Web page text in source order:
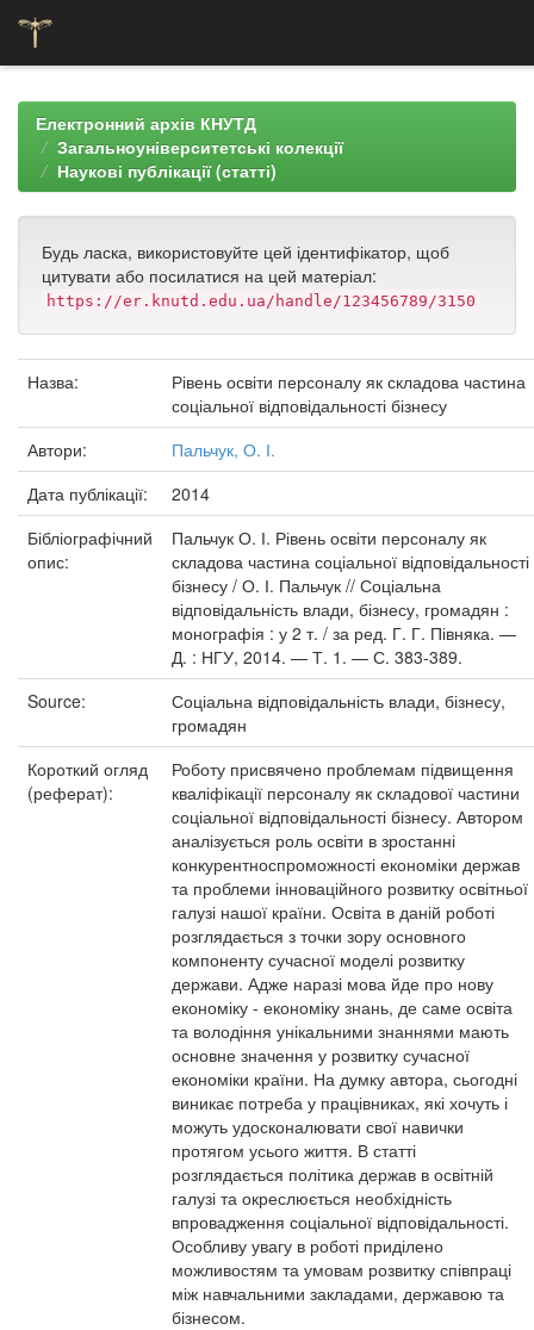
navigationЕлектронний архів КНУТД
Загальноуніверситетські колекції
Наукові публікації (статті)
Будь ласка, використовуйте цей ідентифікатор, щоб
цитувати або посилатися на цей матеріал:
https://er.knutd.edu.ua/handle/123456789/3150
Назва:
Рівень освіти персоналу як складова частина
соціальної відповідальності бізнесу
Автори:
Пальчук, О. І.
Дата публікації:
2014
Бібліографічний
опис:
Пальчук О. І. Рівень освіти персоналу як
складова частина соціальної відповідальності
бізнесу / О. І. Пальчук // Соціальна
відповідальність влади, бізнесу, громадян :
монографія : у 2 т. / за ред. Г. Г. Півняка. —
Д. : НГУ, 2014. — Т. 1. — С. 383-389.
Source:
Соціальна відповідальність влади, бізнесу,
громадян
Короткий огляд
(реферат):
Роботу присвячено проблемам підвищення
кваліфікації персоналу як складової частини
соціальної відповідальності бізнесу. Автором
аналізується роль освіти в зростанні
конкурентноспроможності економіки держав
та проблеми інноваційного розвитку освітньої
галузі нашої країни. Освіта в даній роботі
розглядається з точки зору основного
компоненту сучасної моделі розвитку
держави. Адже наразі мова йде про нову
економіку - економіку знань, де саме освіта
та володіння унікальними знаннями мають
основне значення у розвитку сучасної
економіки країни. На думку автора, сьогодні
виникає потреба у працівниках, які хочуть і
можуть удосконалювати свої навички
протягом усього життя. В статті
розглядається політика держав в освітній
галузі та окреслюється необхідність
впровадження соціальної відповідальності.
Особливу увагу в роботі приділено
можливостям та умовам розвитку співпраці
між навчальними закладами, державою та
бізнесом.